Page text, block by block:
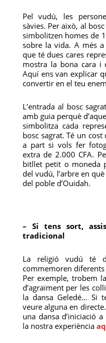
Pel vudú, les
sàvies. Per això, al
simbolitzen homes de
sobre la vida. A més
que té dues cares
mostra la bona cara i
Aquí ens van explicar
convertir en el teu
L’entrada al bosc
amb guia perquè
simbolitza cada
bosc sagrat. Té un
a part si vols fer
extra de 2.000 CFA.
bitllet petit o moneda
del vudú, l’arbre en
del poble d’Ouidah.
– Si tens sort,
tradicional
La religió vudú té
commemoren
Per exemple, trobem
d’agraïment per les
la dansa Geledé… Si
veure alguna en
una dansa d’iniciació
la nostra experiència